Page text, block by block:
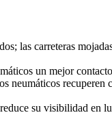
las carreteras
un mejor
neumáticos recuperen
su visibilidad en